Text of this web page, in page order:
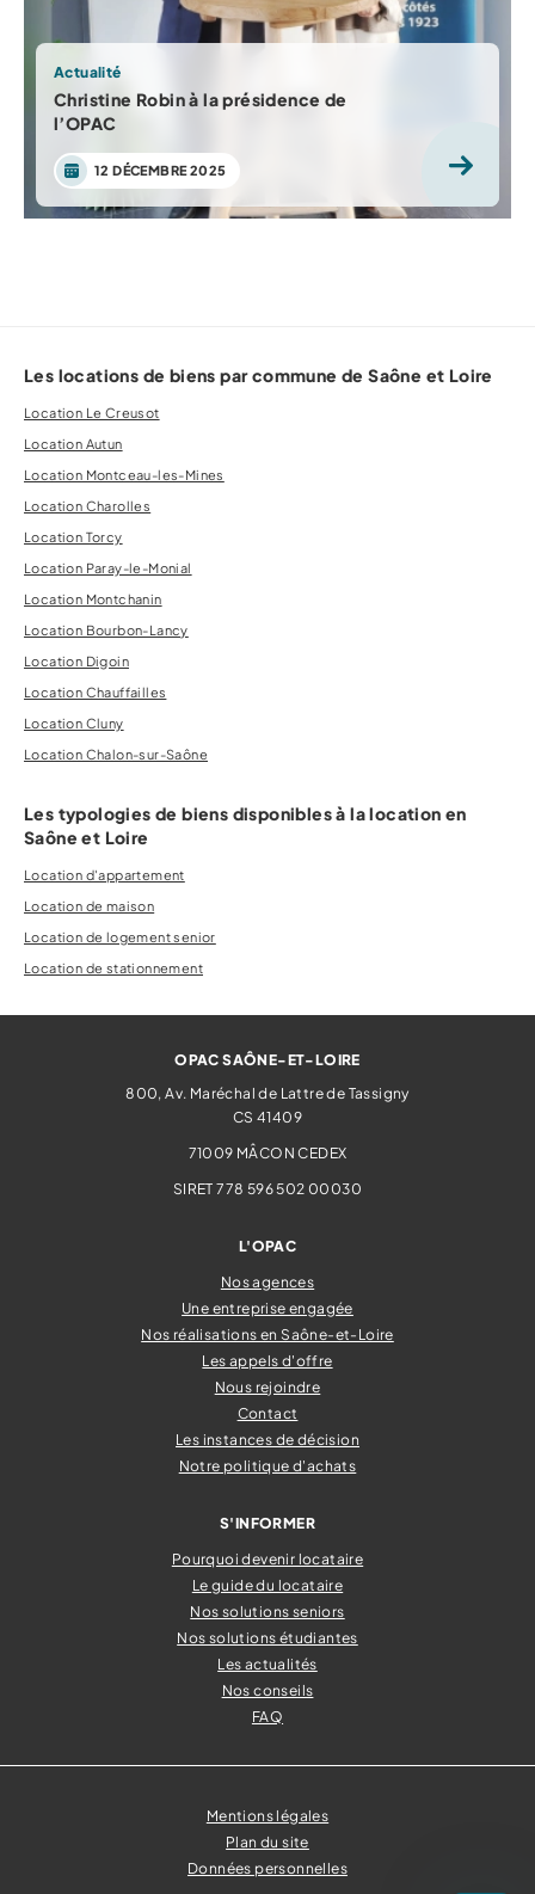
Actualité
Christine Robin à la présidence de
l’OPAC
12 DÉCEMBRE 2025
Les locations de biens par commune de Saône et Loire
Location Le Creusot
Location Autun
Location Montceau-les-Mines
Location Charolles
Location Torcy
Location Paray-le-Monial
Location Montchanin
Location Bourbon-Lancy
Location Digoin
Location Chauffailles
Location Cluny
Location Chalon-sur-Saône
Les typologies de biens disponibles à la location en
Saône et Loire
Location d'appartement
Location de maison
Location de logement senior
Location de stationnement
OPAC SAÔNE-ET-LOIRE
800, Av. Maréchal de Lattre de Tassigny
CS 41409
71009 MÂCON CEDEX
SIRET 778 596 502 00030
L'OPAC
Nos agences
Une entreprise engagée
Nos réalisations en Saône-et-Loire
Les appels d'offre
Nous rejoindre
Contact
Les instances de décision
Notre politique d'achats
S'INFORMER
Pourquoi devenir locataire
Le guide du locataire
Nos solutions seniors
Nos solutions étudiantes
Les actualités
Nos conseils
FAQ
Mentions légales
Plan du site
Données personnelles